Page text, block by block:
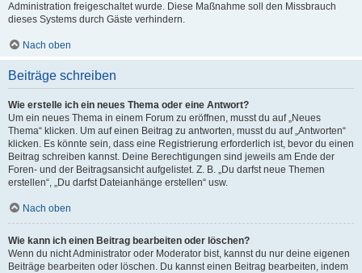
Administration freigeschaltet wurde. Diese Maßnahme soll den Missbrauch
dieses Systems durch Gäste verhindern.
Nach oben
Beiträge schreiben
Wie erstelle ich ein neues Thema oder eine Antwort?
Um ein neues Thema in einem Forum zu eröffnen, musst du auf „Neues
Thema“ klicken. Um auf einen Beitrag zu antworten, musst du auf „Antworten“
klicken. Es könnte sein, dass eine Registrierung erforderlich ist, bevor du einen
Beitrag schreiben kannst. Deine Berechtigungen sind jeweils am Ende der
Foren- und der Beitragsansicht aufgelistet. Z. B. „Du darfst neue Themen
erstellen“, „Du darfst Dateianhänge erstellen“ usw.
Nach oben
Wie kann ich einen Beitrag bearbeiten oder löschen?
Wenn du nicht Administrator oder Moderator bist, kannst du nur deine eigenen
Beiträge bearbeiten oder löschen. Du kannst einen Beitrag bearbeiten, indem